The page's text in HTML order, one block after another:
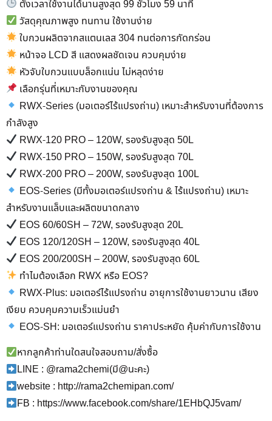
ตั้งเวลาใช้งานได้นานสูงสุด 99 ชั่วโมง 59 นาที
วัสดุคุณภาพสูง ทนทาน ใช้งานง่าย
ใบกวนผลิตจากสแตนเลส 304 ทนต่อการกัดกร่อน
หน้าจอ LCD สี แสดงผลชัดเจน ควบคุมง่าย
หัวจับใบกวนแบบล็อกแน่น ไม่หลุดง่าย
เลือกรุ่นที่เหมาะกับงานของคุณ
RWX-Series (มอเตอร์ไร้แปรงถ่าน) เหมาะสำหรับงานที่ต้องการ
กำลังสูง
RWX-120 PRO – 120W, รองรับสูงสุด 50L
RWX-150 PRO – 150W, รองรับสูงสุด 70L
RWX-200 PRO – 200W, รองรับสูงสุด 100L
EOS-Series (มีทั้งมอเตอร์แปรงถ่าน & ไร้แปรงถ่าน) เหมาะ
สำหรับงานแล็บและผลิตขนาดกลาง
EOS 60/60SH – 72W, รองรับสูงสุด 20L
EOS 120/120SH – 120W, รองรับสูงสุด 40L
EOS 200/200SH – 200W, รองรับสูงสุด 60L
ทำไมต้องเลือก RWX หรือ EOS?
RWX-Plus: มอเตอร์ไร้แปรงถ่าน อายุการใช้งานยาวนาน เสียง
เงียบ ควบคุมความเร็วแม่นยำ
EOS-SH: มอเตอร์แปรงถ่าน ราคาประหยัด คุ้มค่ากับการใช้งาน
หากลูกค้าท่านใดสนใจสอบถาม/สั่งซื้อ
LINE : @rama2chemi(มี@นะคะ)
website : http://rama2chemipan.com/
FB : https://www.facebook.com/share/1EHbQJ5vam/